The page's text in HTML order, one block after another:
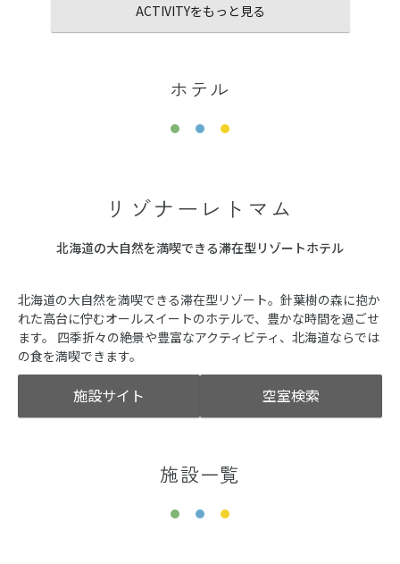
ACTIVITYをもっと見る
ホテル
リゾナーレトマム
北海道の大自然を満喫できる滞在型リゾートホテル
北海道の大自然を満喫できる滞在型リゾート。針葉樹の森に抱か
れた高台に佇むオールスイートのホテルで、豊かな時間を過ごせ
ます。 四季折々の絶景や豊富なアクティビティ、北海道ならでは
の食を満喫できます。
施設サイト 空室検索
施設一覧